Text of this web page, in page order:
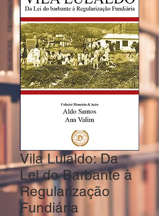
Vila Lulaldo: Da
Lei do Barbante à
Regularização
Fundiária